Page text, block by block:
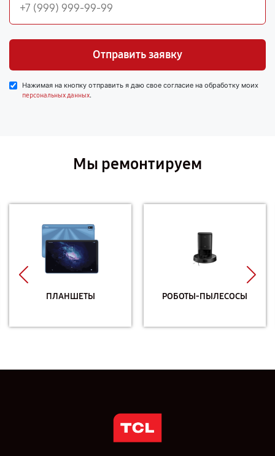
Отправить заявку
Нажимая на кнопку отправить я даю свое согласие на обработку моих
персональных данных.
Мы ремонтируем
ПЛАНШЕТЫ РОБОТЫ-ПЫЛЕСОСЫ